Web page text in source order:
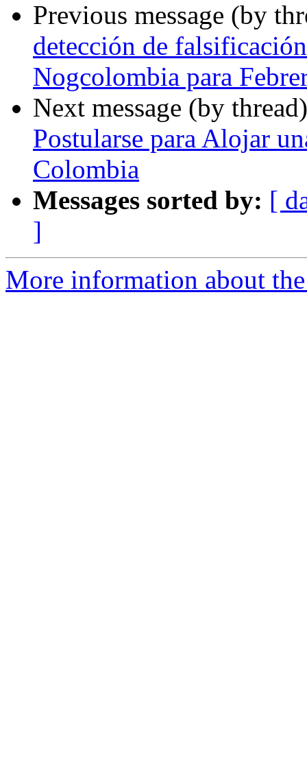
Previous message (by
detección de
Nogcolombia para
Next message (by
Postularse para Alojar
Colombia
Messages sorted by: [
]
More information about